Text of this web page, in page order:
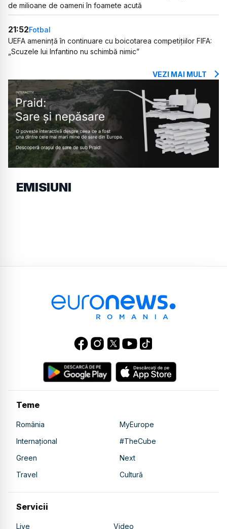
de milioane de oameni în foamete acută
21:52Fotbal
UEFA amenință în continuare cu boicotarea competițiilor FIFA:
„Scuzele lui Infantino nu schimbă nimic”
VEZI MAI MULT
EMISIUNI
Teme
România
MyEurope
Internațional
#TheCube
Green
Next
Travel
Cultură
Servicii
Live Video